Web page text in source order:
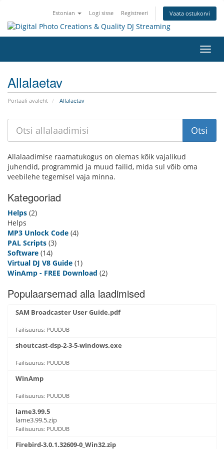
Estonian Logi sisse Registreeri Vaata ostukorvi
Allalaetav
Portaali avaleht Allalaetav
Allalaadimise raamatukogus on olemas kõik vajalikud
juhendid, programmid ja muud failid, mida sul võib oma
veebilehe tegemisel vaja minna.
Kategooriad
Helps (2)
Helps
MP3 Unlock Code (4)
PAL Scripts (3)
Software (14)
Virtual DJ V8 Guide (1)
WinAmp - FREE Download (2)
Populaarsemad alla laadimised
SAM Broadcaster User Guide.pdf
Failisuurus: PUUDUB
shoutcast-dsp-2-3-5-windows.exe
Failisuurus: PUUDUB
WinAmp
Failisuurus: PUUDUB
lame3.99.5
lame3.99.5.zip
Failisuurus: PUUDUB
Firebird-3.0.1.32609-0_Win32.zip